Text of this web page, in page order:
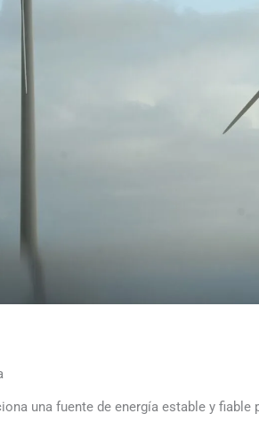
una fuente de energía estable y